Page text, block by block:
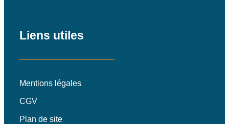
Liens utiles
Mentions légales
CGV
Plan de site